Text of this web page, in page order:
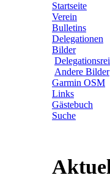
Startseite
Verein
Bulletins
Delegationen
Bilder
Andere Bilder
Garmin OSM
Links
Gästebuch
Suche